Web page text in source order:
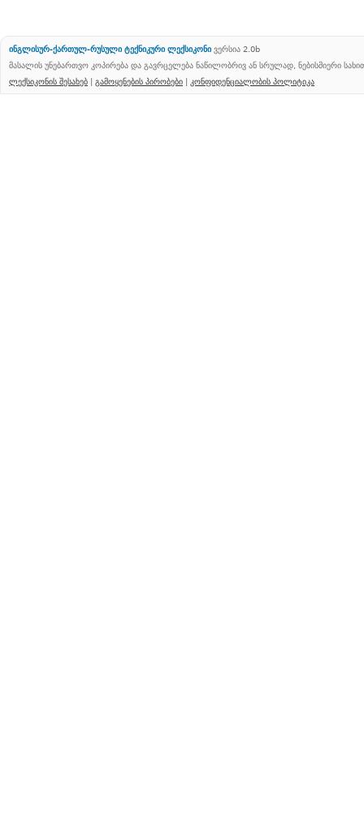
ინგლისურ-ქართულ-რუსული ტექნიკური ლექსიკონი ვერსია 2.0b
მასალის უნებართვო კოპირება და გავრცელება ნაწილობრივ ან სრულად, ნებისმიერი
ლექსიკონის შესახებ | გამოყენების პირობები | კონფიდენციალობის პოლიტიკა